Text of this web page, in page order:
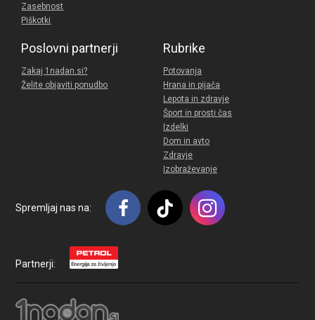
Zasebnost
Piškotki
Poslovni partnerji
Zakaj 1nadan.si?
Želite objaviti ponudbo
Rubrike
Potovanja
Hrana in pijača
Lepota in zdravje
Šport in prosti čas
Izdelki
Dom in avto
Zdravje
Izobraževanje
Spremljaj nas na:
Partnerji: